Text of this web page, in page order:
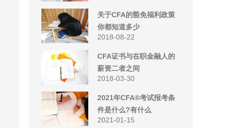
关于CFA的豁免福利政策
你都知道多少
2018-08-22
CFA证书与在职金融人的
薪资二者之间
2018-03-30
2021年CFA®考试报考条
件是什么?有什么
2021-01-15